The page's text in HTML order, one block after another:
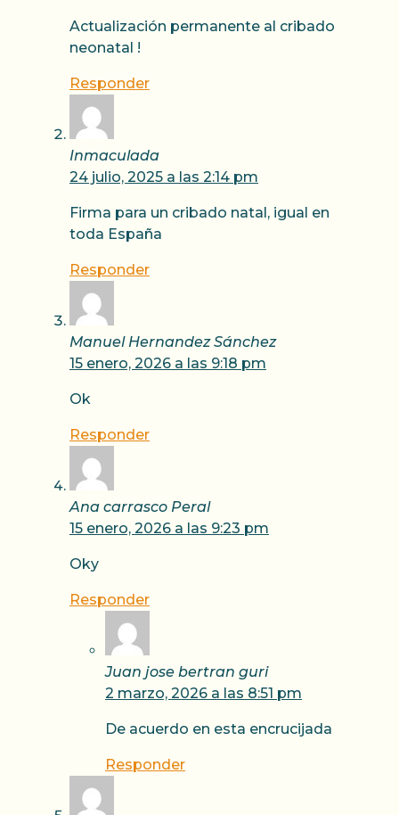
Actualización permanente al cribado
neonatal !
Responder
Inmaculada
24 julio, 2025 a las 2:14 pm
Firma para un cribado natal, igual en
toda España
Responder
Manuel Hernandez Sánchez
15 enero, 2026 a las 9:18 pm
Ok
Responder
Ana carrasco Peral
15 enero, 2026 a las 9:23 pm
Oky
Responder
Juan jose bertran guri
2 marzo, 2026 a las 8:51 pm
De acuerdo en esta encrucijada
Responder